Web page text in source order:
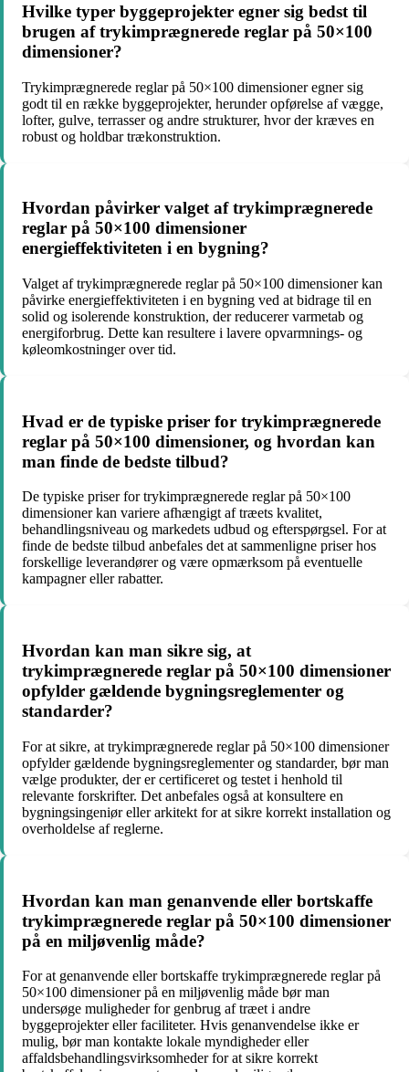
Hvilke typer byggeprojekter egner sig bedst til
brugen af trykimprægnerede reglar på 50×100
dimensioner?
Trykimprægnerede reglar på 50×100 dimensioner egner sig
godt til en række byggeprojekter, herunder opførelse af vægge,
lofter, gulve, terrasser og andre strukturer, hvor der kræves en
robust og holdbar trækonstruktion.
Hvordan påvirker valget af trykimprægnerede
reglar på 50×100 dimensioner
energieffektiviteten i en bygning?
Valget af trykimprægnerede reglar på 50×100 dimensioner kan
påvirke energieffektiviteten i en bygning ved at bidrage til en
solid og isolerende konstruktion, der reducerer varmetab og
energiforbrug. Dette kan resultere i lavere opvarmnings- og
køleomkostninger over tid.
Hvad er de typiske priser for trykimprægnerede
reglar på 50×100 dimensioner, og hvordan kan
man finde de bedste tilbud?
De typiske priser for trykimprægnerede reglar på 50×100
dimensioner kan variere afhængigt af træets kvalitet,
behandlingsniveau og markedets udbud og efterspørgsel. For at
finde de bedste tilbud anbefales det at sammenligne priser hos
forskellige leverandører og være opmærksom på eventuelle
kampagner eller rabatter.
Hvordan kan man sikre sig, at
trykimprægnerede reglar på 50×100 dimensioner
opfylder gældende bygningsreglementer og
standarder?
For at sikre, at trykimprægnerede reglar på 50×100 dimensioner
opfylder gældende bygningsreglementer og standarder, bør man
vælge produkter, der er certificeret og testet i henhold til
relevante forskrifter. Det anbefales også at konsultere en
bygningsingeniør eller arkitekt for at sikre korrekt installation og
overholdelse af reglerne.
Hvordan kan man genanvende eller bortskaffe
trykimprægnerede reglar på 50×100 dimensioner
på en miljøvenlig måde?
For at genanvende eller bortskaffe trykimprægnerede reglar på
50×100 dimensioner på en miljøvenlig måde bør man
undersøge muligheder for genbrug af træet i andre
byggeprojekter eller faciliteter. Hvis genanvendelse ikke er
mulig, bør man kontakte lokale myndigheder eller
affaldsbehandlingsvirksomheder for at sikre korrekt